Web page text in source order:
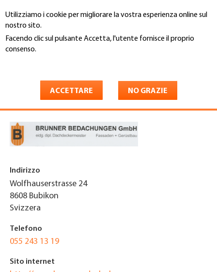
Utilizziamo i cookie per migliorare la vostra esperienza online sul
nostro sito.
Facendo clic sul pulsante Accetta, l'utente fornisce il proprio
consenso.
ACCETTARE NO GRAZIE
al
contenuto
principale
You
Fassaden + Gerüstbau
Indirizzo
Wolfhauserstrasse 24
8608 Bubikon
Svizzera
Telefono
055 243 13 19
Sito internet